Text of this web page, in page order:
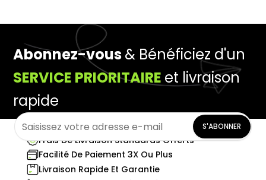
Abonnez-vous& Bénéficiez d'un
SERVICE PRIORITAIRE et livraison
rapide
S'ABONNER
Frais De Livraison Standards Offerts
Facilité De Paiement 3X Ou Plus
Livraison Rapide Et Garantie